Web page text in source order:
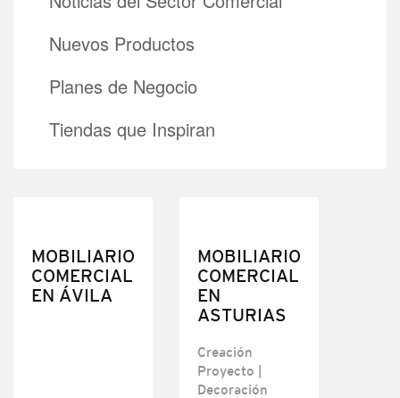
Nuevos Productos
Planes de Negocio
Tiendas que Inspiran
MOBILIARIO
COMERCIAL
EN ÁVILA
MOBILIARIO
COMERCIAL
EN
ASTURIAS
Creación
Proyecto |
Decoración